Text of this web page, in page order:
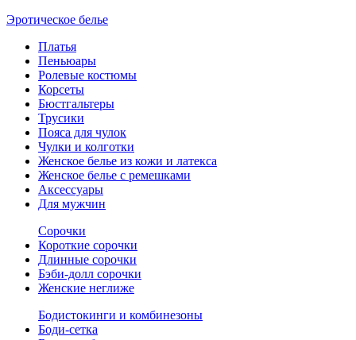
Эротическое белье
Платья
Пеньюары
Ролевые костюмы
Корсеты
Бюстгальтеры
Трусики
Пояса для чулок
Чулки и колготки
Женское белье из кожи и латекса
Женское белье с ремешками
Аксессуары
Для мужчин
Сорочки
Короткие сорочки
Длинные сорочки
Бэби-долл сорочки
Женские неглиже
Бодистокинги и комбинезоны
Боди-сетка